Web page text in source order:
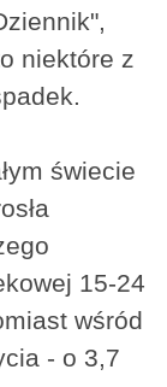
niektóre z
świecie
15-24
wśród
- o 3,7